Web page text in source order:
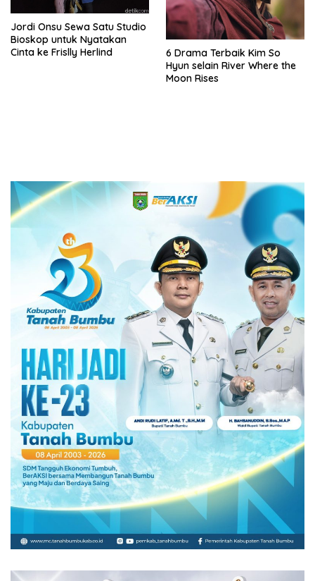
Jordi Onsu Sewa Satu Studio
Bioskop untuk Nyatakan
Cinta ke Frislly Herlind
6 Drama Terbaik Kim So
Hyun selain River Where the
Moon Rises